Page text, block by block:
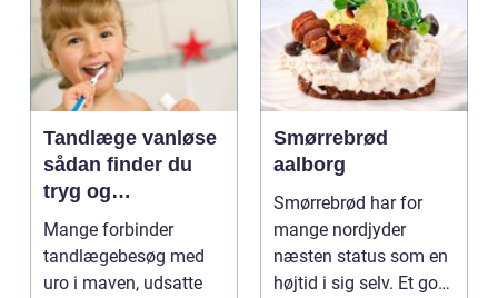
Tandlæge vanløse
sådan finder du
tryg og
professionel
tandpleje
Mange forbinder
tandlægebesøg med
uro i maven, udsatte
Smørrebrød
aalborg
Smørrebrød har for
mange nordjyder
næsten status som en
højtid i sig selv. Et godt